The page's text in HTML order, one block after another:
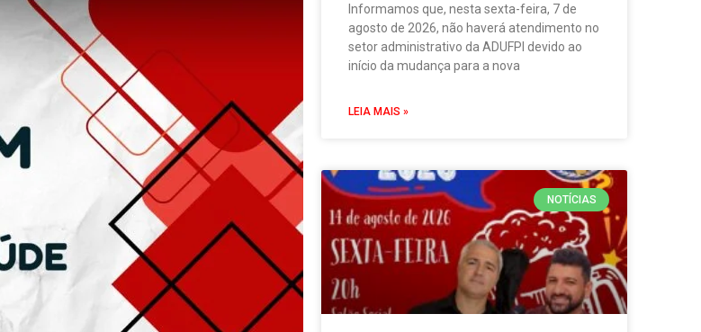
Informamos que, nesta sexta-feira, 7 de
agosto de 2026, não haverá atendimento no
setor administrativo da ADUFPI devido ao
início da mudança para a nova
LEIA MAIS »
NOTÍCIAS